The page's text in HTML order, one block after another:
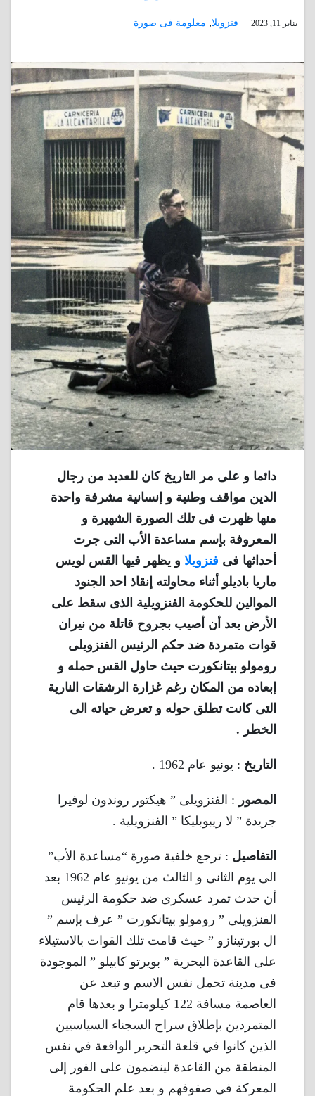
يناير 11, 2023 فنزويلا, معلومة فى صورة
دائما و على مر التاريخ كان للعديد من رجال
الدين مواقف وطنية و إنسانية مشرفة واحدة
منها ظهرت فى تلك الصورة الشهيرة و
المعروفة بإسم مساعدة الأب التى جرت
أحداثها فى فنزويلا و يظهر فيها القس لويس
ماريا باديلو أثناء محاولته إنقاذ احد الجنود
الموالين للحكومة الفنزويلية الذى سقط على
الأرض بعد أن أصيب بجروح قاتلة من نيران
قوات متمردة ضد حكم الرئيس الفنزويلى
رومولو بيتانكورت حيث حاول القس حمله و
إبعاده من المكان رغم غزارة الرشقات النارية
التى كانت تطلق حوله و تعرض حياته الى
الخطر .
التاريخ : يونيو عام 1962 .
المصور : الفنزويلى ” هيكتور روندون لوفيرا –
جريدة ” لا ريبوبليكا ” الفنزويلية .
التفاصيل : ترجع خلفية صورة “مساعدة الأب”
الى يوم الثانى و الثالث من يونيو عام 1962 بعد
أن حدث تمرد عسكرى ضد حكومة الرئيس
الفنزويلى ” رومولو بيتانكورت ” عرف بإسم ”
ال بورتينازو ” حيث قامت تلك القوات بالاستيلاء
على القاعدة البحرية ” بويرتو كابيلو ” الموجودة
فى مدينة تحمل نفس الاسم و تبعد عن
العاصمة مسافة 122 كيلومترا و بعدها قام
المتمردين بإطلاق سراح السجناء السياسيين
الذين كانوا في قلعة التحرير الواقعة في نفس
المنطقة من القاعدة لينضمون على الفور إلى
المعركة فى صفوفهم و بعد علم الحكومة